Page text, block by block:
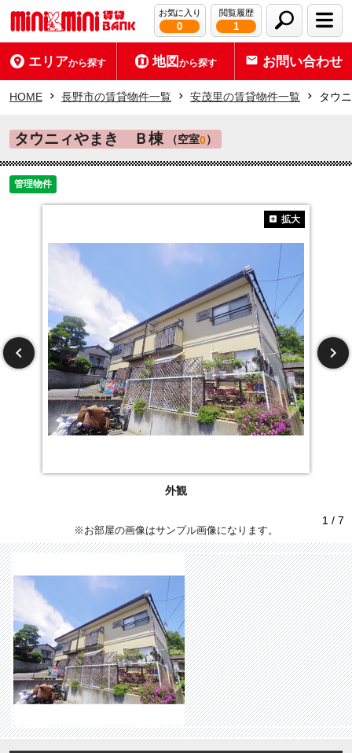
お気に入り
0
閲覧履歴
1
エリアから探す 地図から探す お問い合わせ
HOME 長野市の賃貸物件一覧 安茂里の賃貸物件一覧 タウ
タウニィやまき Ｂ棟 （空室0）
管理物件
外観
拡大
1 / 7
※お部屋の画像はサンプル画像になります。